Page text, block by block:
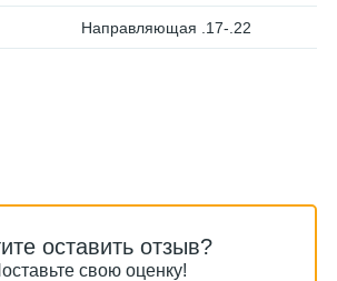
Направляющая .17-.22
оставить отзыв?
свою оценку!